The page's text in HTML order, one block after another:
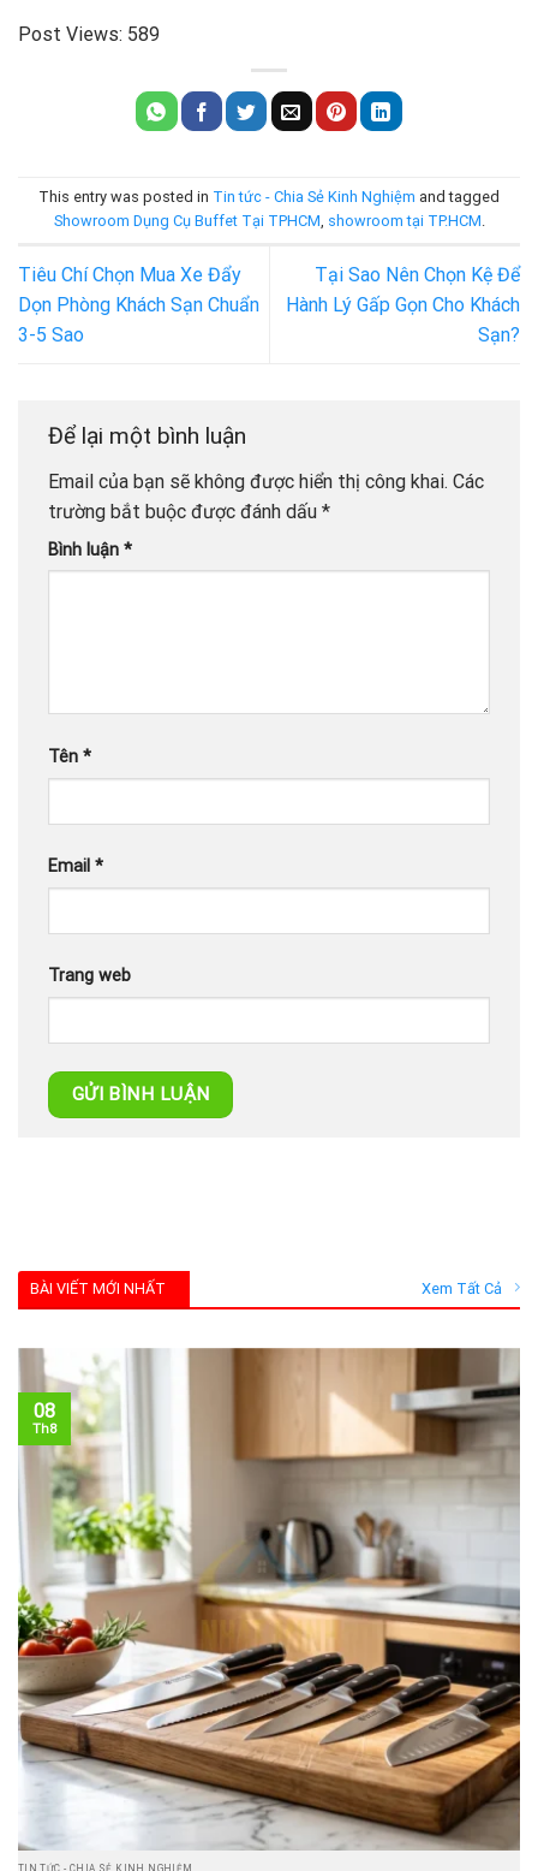
Post Views: 589
This entry was posted in Tin tức - Chia Sẻ Kinh Nghiệm and tagged
Showroom Dụng Cụ Buffet Tại TPHCM, showroom tại TP.HCM.
Tiêu Chí Chọn Mua Xe Đẩy
Dọn Phòng Khách Sạn Chuẩn
3-5 Sao
Tại Sao Nên Chọn Kệ Để
Hành Lý Gấp Gọn Cho Khách
Sạn?
Để lại một bình luận
Email của bạn sẽ không được hiển thị công khai. Các
trường bắt buộc được đánh dấu *
Bình luận *
Tên *
Email *
Trang web
BÀI VIẾT MỚI NHẤT Xem Tất Cả
TIN TỨC - CHIA SẺ KINH NGHIỆM
08
Th8